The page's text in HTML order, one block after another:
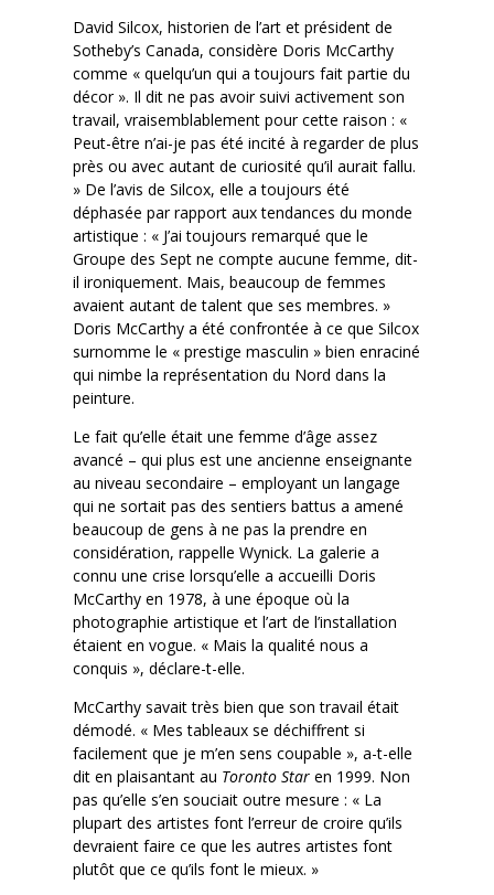
David Silcox, historien de l’art et président de
Sotheby’s Canada, considère Doris McCarthy
comme « quelqu’un qui a toujours fait partie du
décor ». Il dit ne pas avoir suivi activement son
travail, vraisemblablement pour cette raison : «
Peut-être n’ai-je pas été incité à regarder de plus
près ou avec autant de curiosité qu’il aurait fallu.
» De l’avis de Silcox, elle a toujours été
déphasée par rapport aux tendances du monde
artistique : « J’ai toujours remarqué que le
Groupe des Sept ne compte aucune femme, dit-
il ironiquement. Mais, beaucoup de femmes
avaient autant de talent que ses membres. »
Doris McCarthy a été confrontée à ce que Silcox
surnomme le « prestige masculin » bien enraciné
qui nimbe la représentation du Nord dans la
peinture.
Le fait qu’elle était une femme d’âge assez
avancé – qui plus est une ancienne enseignante
au niveau secondaire – employant un langage
qui ne sortait pas des sentiers battus a amené
beaucoup de gens à ne pas la prendre en
considération, rappelle Wynick. La galerie a
connu une crise lorsqu’elle a accueilli Doris
McCarthy en 1978, à une époque où la
photographie artistique et l’art de l’installation
étaient en vogue. « Mais la qualité nous a
conquis », déclare-t-elle.
McCarthy savait très bien que son travail était
démodé. « Mes tableaux se déchiffrent si
facilement que je m’en sens coupable », a-t-elle
dit en plaisantant au Toronto Star en 1999. Non
pas qu’elle s’en souciait outre mesure : « La
plupart des artistes font l’erreur de croire qu’ils
devraient faire ce que les autres artistes font
plutôt que ce qu’ils font le mieux. »